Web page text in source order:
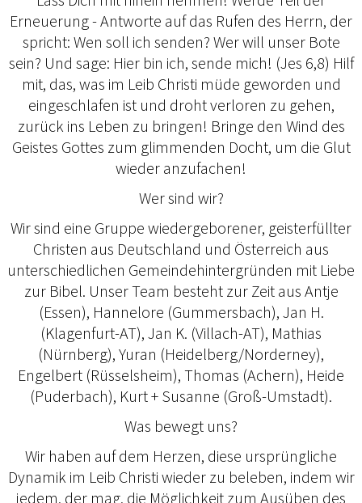
Erneuerung - Antworte auf das Rufen des Herrn, der
spricht: Wen soll ich senden? Wer will unser Bote
sein? Und sage: Hier bin ich, sende mich! (Jes 6,8) Hilf
mit, das, was im Leib Christi müde geworden und
eingeschlafen ist und droht verloren zu gehen,
zurück ins Leben zu bringen! Bringe den Wind des
Geistes Gottes zum glimmenden Docht, um die Glut
wieder anzufachen!
Wer sind wir?
Wir sind eine Gruppe wiedergeborener, geisterfüllter
Christen aus Deutschland und Österreich aus
unterschiedlichen Gemeindehintergründen mit Liebe
zur Bibel. Unser Team besteht zur Zeit aus Antje
(Essen), Hannelore (Gummersbach), Jan H.
(Klagenfurt-AT), Jan K. (Villach-AT), Mathias
(Nürnberg), Yuran (Heidelberg/Norderney),
Engelbert (Rüsselsheim), Thomas (Achern), Heide
(Puderbach), Kurt + Susanne (Groß-Umstadt).
Was bewegt uns?
Wir haben auf dem Herzen, diese ursprüngliche
Dynamik im Leib Christi wieder zu beleben, indem wir
jedem, der mag, die Möglichkeit zum Ausüben des